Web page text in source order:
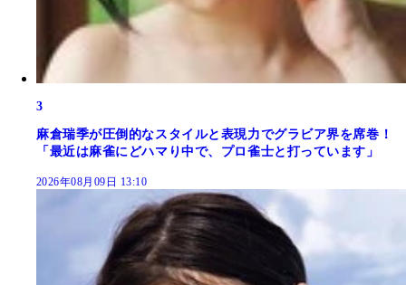
3
麻倉瑞季が圧倒的なスタイルと表現力でグラビア界を席巻！
「最近は麻雀にどハマり中で、プロ雀士と打っています」
2026年08月09日 13:10